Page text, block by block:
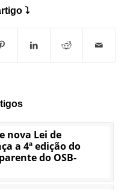
⤵
nova Lei de
a 4ª edição do
do OSB-